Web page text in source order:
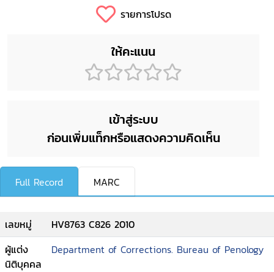
รายการโปรด
ให้คะแนน
เข้าสู่ระบบ
ก่อนเพิ่มแท็กหรือแสดงความคิดเห็น
Full Record MARC
เลขหมู่
HV8763 C826 2010
ผู้แต่ง
นิติบุคคล
Department of Corrections. Bureau of Penology